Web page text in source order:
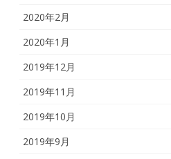
2020年2月
2020年1月
2019年12月
2019年11月
2019年10月
2019年9月